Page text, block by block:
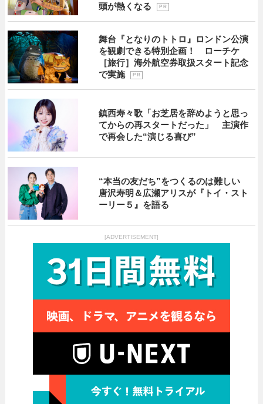
頭が熱くなる
P R
舞台『となりのトトロ』ロンドン公演
を観劇できる特別企画！ ローチケ
［旅行］海外航空券取扱スタート記念
で実施
P R
鎮西寿々歌「お芝居を辞めようと思っ
てからの再スタートだった」 主演作
で再会した“演じる喜び”
“本当の友だち”をつくるのは難しい
唐沢寿明＆広瀬アリスが『トイ・スト
ーリー５』を語る
[ADVERTISEMENT]